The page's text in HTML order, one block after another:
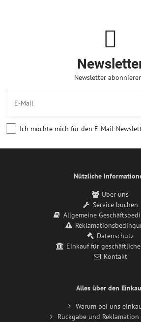
Newsletter
Ich möchte mich für den E-Mail-
Nützliche
Über uns
Service buchen
Allgemeine
Datenschutz
Einkauf für
Kontakt
Alles über den
Warum bei uns
Rückgabe und Reklamation